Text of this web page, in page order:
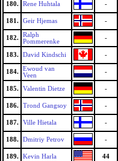
180. Rene Huhtala -
181. Geir Hjemas -
182.
Ralph
Pommerenke
-
183. David Kindschi -
184.
Ewoud van
Veen
-
185. Valentin Dietze -
186. Trond Gangsoy -
187. Ville Hietala -
188. Dmitriy Petrov -
189. Kevin Harla 44